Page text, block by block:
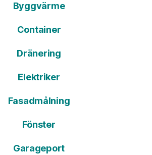
Byggvärme
Container
Dränering
Elektriker
Fasadmålning
Fönster
Garageport